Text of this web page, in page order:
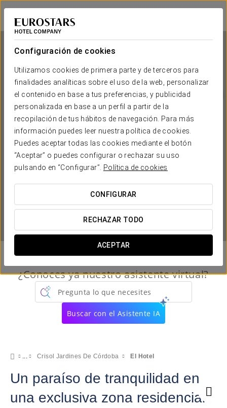
Configuración de cookies
Utilizamos cookies de primera parte y de terceros para
finalidades analíticas sobre el uso de la web, personalizar
el contenido en base a tus preferencias, y publicidad
personalizada en base a un perfil a partir de la
recopilación de tus hábitos de navegación. Para más
información puedes leer nuestra política de cookies.
Puedes aceptar todas las cookies mediante el botón
“Aceptar” o puedes configurar o rechazar su uso
pulsando en “Configurar”.
Política de cookies
CONFIGURAR
RECHAZAR TODO
ACEPTAR
Crisol Jardines de Córdoba
CÓRDOBA
Crisol Jardines de Córdoba
CÓRDOBA
¿CUÁNDO QUIERES IR?
¿Conoces ya nuestro asistente virtual?
Pregunta lo que necesites
Buscar con el Asistente IA
Crisol Jardines De Córdoba El Hotel
Un paraíso de tranquilidad en
una exclusiva zona residencial